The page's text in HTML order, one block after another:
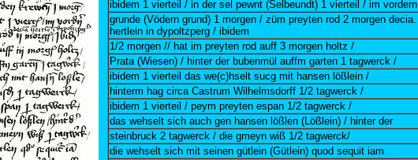
ibidem 1 vierteil / in der sel pewnt (Selbeundt) 1 vierteil / im vordern
grunde (Vödern grund) 1 morgen / züm preyten rod 2 morgen decia.
hertlein in dypoltzperg / ibidem
1/2 morgen // hat im preyten rod auff 3 morgen holtz /
Prata (Wiesen) / hinter der bubenmül auffm garten 1 tagwerck /
ibidem 1 vierteil das we(c)hselt sucg mit hansen lößlein /
hinterm hag circa Castrum Wilhelmsdorff 1/2 tagwerck /
ibidem 1 vierteil / peym preyten espan 1/2 tagwerck /
das wehselt sich auch gen hansen lößlen (Lößlein) / hinter der
steinbruck 2 tagwerck / die gmeyn wiß 1/2 tagwerck/
die wehselt sich mit seinen gütlein (Gütlein) quod sequit iam